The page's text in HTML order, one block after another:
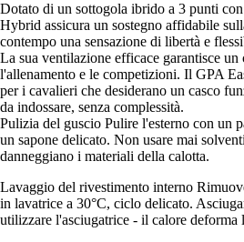
Dotato di un sottogola ibrido a 3 punti
Hybrid assicura un sostegno affidabile
contempo una sensazione di libertà e
La sua ventilazione efficace garantisce
l'allenamento e le competizioni. Il GPA
per i cavalieri che desiderano un casco
da indossare, senza complessità.
Pulizia del guscio Pulire l'esterno con un
un sapone delicato. Non usare mai
danneggiano i materiali della calotta.
Lavaggio del rivestimento interno
in lavatrice a 30°C, ciclo delicato.
utilizzare l'asciugatrice - il calore deforma